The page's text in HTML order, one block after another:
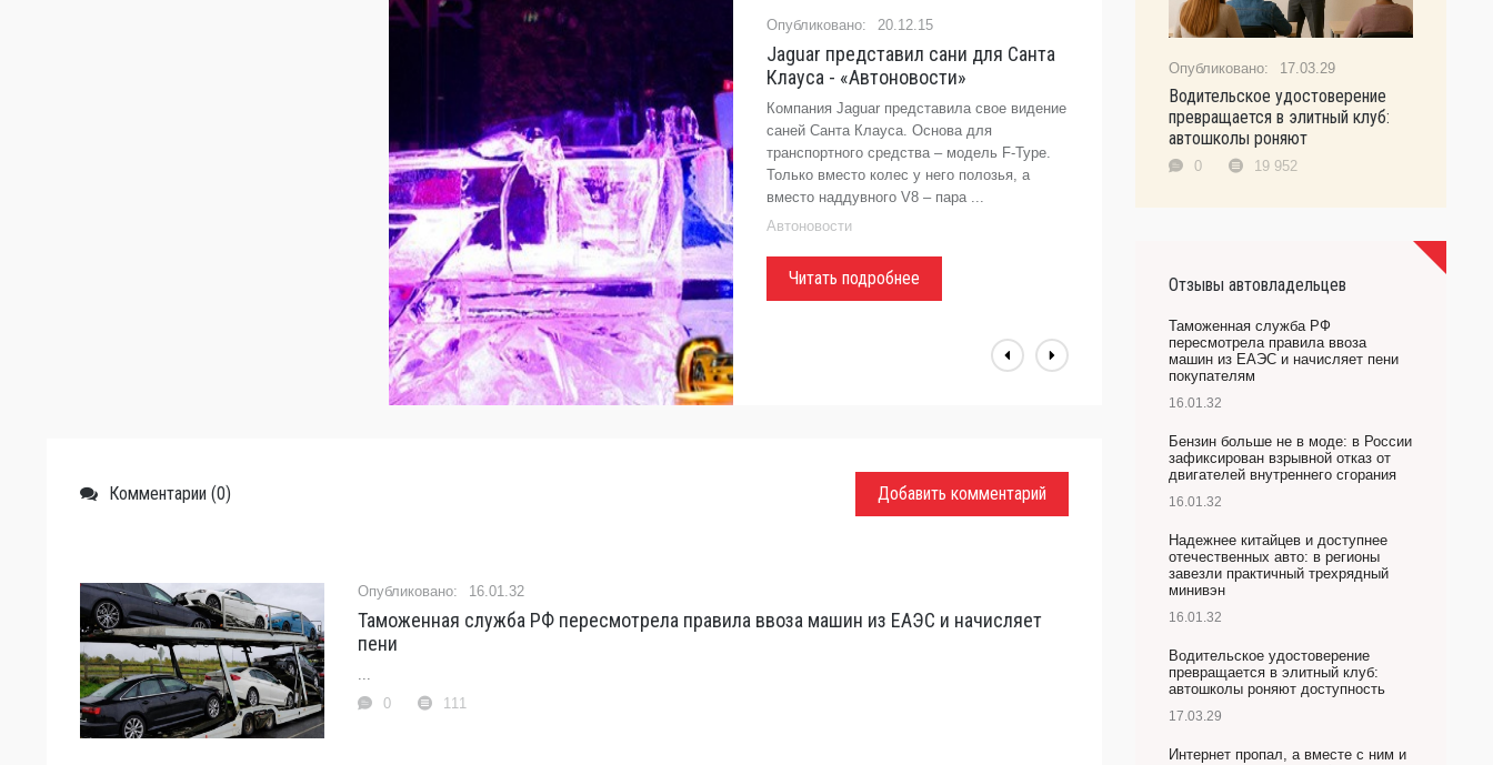
20.12.15
Jaguar представил сани для Санта
Клауса - «Автоновости»
Компания Jaguar представила свое видение
саней Санта Клауса. Основа для
транспортного средства – модель F-Type.
Только вместо колес у него полозья, а
вместо наддувного V8 – пара ...
Автоновости
Читать подробнее
Комментарии (0) Добавить комментарий
16.01.32
Таможенная служба РФ пересмотрела правила ввоза машин из ЕАЭС и начисляет
пени
...
0
111
17.03.29
Водительское удостоверение
превращается в элитный клуб:
автошколы роняют
0 19 952
Отзывы автовладельцев
Таможенная служба РФ
пересмотрела правила ввоза
машин из ЕАЭС и начисляет пени
покупателям
16.01.32
Бензин больше не в моде: в России
зафиксирован взрывной отказ от
двигателей внутреннего сгорания
16.01.32
Надежнее китайцев и доступнее
отечественных авто: в регионы
завезли практичный трехрядный
минивэн
16.01.32
Водительское удостоверение
превращается в элитный клуб:
автошколы роняют доступность
17.03.29
Интернет пропал, а вместе с ним и